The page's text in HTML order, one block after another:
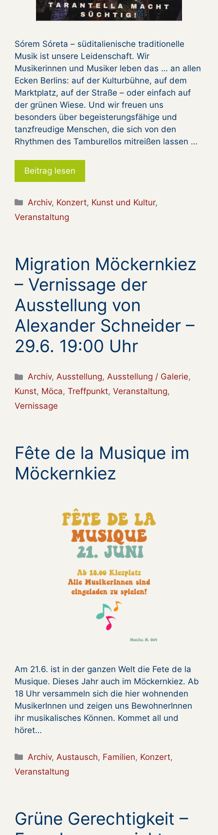
Sórem Sóreta – süditalienische traditionelle
Musik ist unsere Leidenschaft. Wir
Musikerinnen und Musiker leben das … an allen
Ecken Berlins: auf der Kulturbühne, auf dem
Marktplatz, auf der Straße – oder einfach auf
der grünen Wiese. Und wir freuen uns
besonders über begeisterungsfähige und
tanzfreudige Menschen, die sich von den
Rhythmen des Tamburellos mitreißen lassen …
Beitrag lesen
Kategorien
Archiv, Konzert, Kunst und Kultur,
Veranstaltung
Migration Möckernkiez
– Vernissage der
Ausstellung von
Alexander Schneider –
29.6. 19:00 Uhr
Kategorien
Archiv,Ausstellung,Ausstellung / Galerie,
Kunst, Möca, Treffpunkt, Veranstaltung,
Vernissage
Fête de la Musique im
Möckernkiez
Am 21.6. ist in der ganzen Welt die Fete de la
Musique. Dieses Jahr auch im Möckernkiez. Ab
18 Uhr versammeln sich die hier wohnenden
MusikerInnen und zeigen uns BewohnerInnen
ihr musikalisches Können. Kommet all und
höret…
Kategorien
Archiv, Austausch, Familien, Konzert,
Veranstaltung
Grüne Gerechtigkeit –